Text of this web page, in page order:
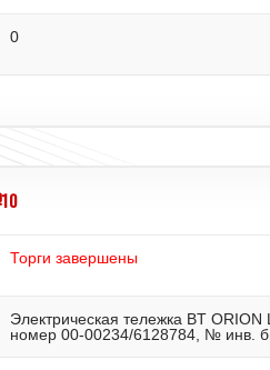
0
Торги завершены
Электрическая тележка BT
номер 00-00234/6128784, № инв.